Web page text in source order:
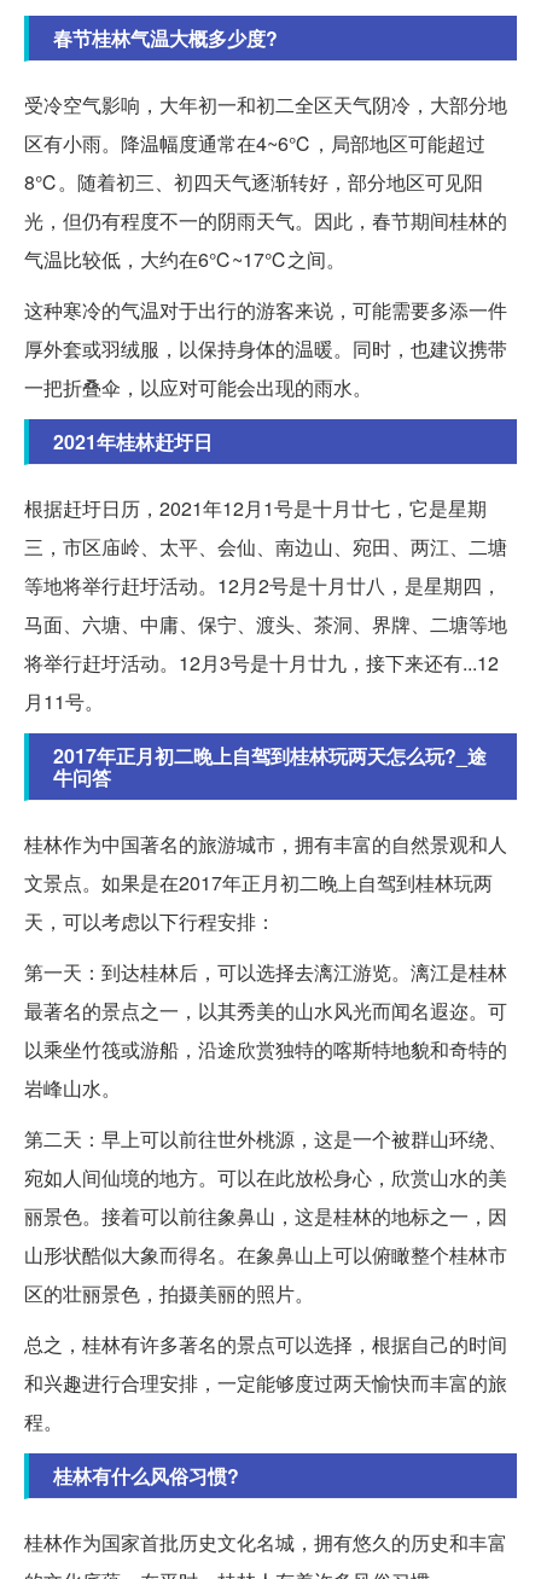
春节桂林气温大概多少度?
受冷空气影响，大年初一和初二全区天气阴冷，大部分地
区有小雨。降温幅度通常在4~6℃，局部地区可能超过
8℃。随着初三、初四天气逐渐转好，部分地区可见阳
光，但仍有程度不一的阴雨天气。因此，春节期间桂林的
气温比较低，大约在6℃~17℃之间。
这种寒冷的气温对于出行的游客来说，可能需要多添一件
厚外套或羽绒服，以保持身体的温暖。同时，也建议携带
一把折叠伞，以应对可能会出现的雨水。
2021年桂林赶圩日
根据赶圩日历，2021年12月1号是十月廿七，它是星期
三，市区庙岭、太平、会仙、南边山、宛田、两江、二塘
等地将举行赶圩活动。12月2号是十月廿八，是星期四，
马面、六塘、中庸、保宁、渡头、茶洞、界牌、二塘等地
将举行赶圩活动。12月3号是十月廿九，接下来还有...12
月11号。
2017年正月初二晚上自驾到桂林玩两天怎么玩?_途
牛问答
桂林作为中国著名的旅游城市，拥有丰富的自然景观和人
文景点。如果是在2017年正月初二晚上自驾到桂林玩两
天，可以考虑以下行程安排：
第一天：到达桂林后，可以选择去漓江游览。漓江是桂林
最著名的景点之一，以其秀美的山水风光而闻名遐迩。可
以乘坐竹筏或游船，沿途欣赏独特的喀斯特地貌和奇特的
岩峰山水。
第二天：早上可以前往世外桃源，这是一个被群山环绕、
宛如人间仙境的地方。可以在此放松身心，欣赏山水的美
丽景色。接着可以前往象鼻山，这是桂林的地标之一，因
山形状酷似大象而得名。在象鼻山上可以俯瞰整个桂林市
区的壮丽景色，拍摄美丽的照片。
总之，桂林有许多著名的景点可以选择，根据自己的时间
和兴趣进行合理安排，一定能够度过两天愉快而丰富的旅
程。
桂林有什么风俗习惯?
桂林作为国家首批历史文化名城，拥有悠久的历史和丰富